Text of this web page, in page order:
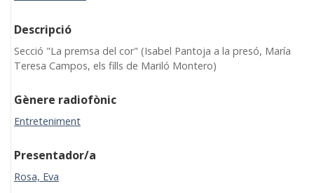
Descripció
Secció "La premsa del cor" (Isabel Pantoja a la presó, María
Teresa Campos, els fills de Mariló Montero)
Gènere radiofònic
Entreteniment
Presentador/a
Rosa, Eva